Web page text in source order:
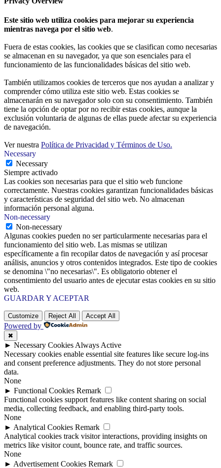
Este sitio web utiliza cookies para mejorar su experiencia
mientras navega por el sitio web.
Fuera de estas cookies, las cookies que se clasifican como necesarias
se almacenan en su navegador, ya que son esenciales para el
funcionamiento de las funcionalidades básicas del sitio web.
También utilizamos cookies de terceros que nos ayudan a analizar y
comprender cómo utiliza este sitio web. Estas cookies se
almacenarán en su navegador solo con su consentimiento. También
tiene la opción de optar por no recibir estas cookies, aunque la
exclusión voluntaria de algunas de ellas puede afectar su experiencia
de navegación.
Ver nuestra Política de Privacidad y Términos de Uso.
Necessary
Necessary
Siempre activado
Las cookies son necesarias para que el sitio web funcione
correctamente. Nuestras cookies garantizan funcionalidades básicas
y características de seguridad del sitio web. No almacenan
información personal alguna.
Non-necessary
Non-necessary
Algunas cookies pueden no ser particularmente necesarias para el
funcionamiento del sitio web. Las mismas se utilizan
específicamente a fin recopilar datos de navegación y así procesar
análisis, anuncios y otros contenidos integrados. Este tipo de cookies
se denomina \"no necesarias\". Es obligatorio obtener el
consentimiento del usuario antes de ejecutar estas cookies en su sitio
web.
GUARDAR Y ACEPTAR
Customize Reject All Accept All
Powered by
✖
► Necessary Cookies Always Active
Necessary cookies enable essential site features like secure log-ins
and consent preference adjustments. They do not store personal
data.
None
► Functional Cookies Remark
Functional cookies support features like content sharing on social
media, collecting feedback, and enabling third-party tools.
None
► Analytical Cookies Remark
Analytical cookies track visitor interactions, providing insights on
metrics like visitor count, bounce rate, and traffic sources.
None
► Advertisement Cookies Remark